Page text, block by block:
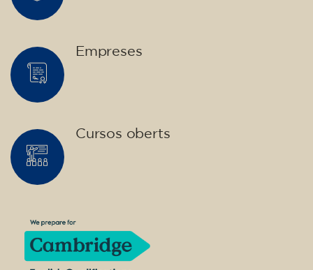
Empreses
Cursos oberts